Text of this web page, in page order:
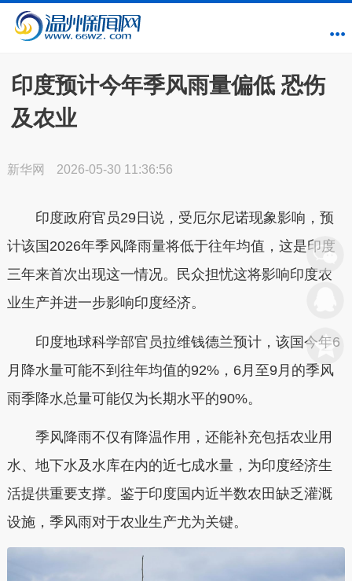
印度预计今年季风雨量偏低 恐伤
及农业
新华网 2026-05-30 11:36:56
印度政府官员29日说，受厄尔尼诺现象影响，预
计该国2026年季风降雨量将低于往年均值，这是印度
三年来首次出现这一情况。民众担忧这将影响印度农
业生产并进一步影响印度经济。
印度地球科学部官员拉维钱德兰预计，该国今年6
月降水量可能不到往年均值的92%，6月至9月的季风
雨季降水总量可能仅为长期水平的90%。
季风降雨不仅有降温作用，还能补充包括农业用
水、地下水及水库在内的近七成水量，为印度经济生
活提供重要支撑。鉴于印度国内近半数农田缺乏灌溉
设施，季风雨对于农业生产尤为关键。